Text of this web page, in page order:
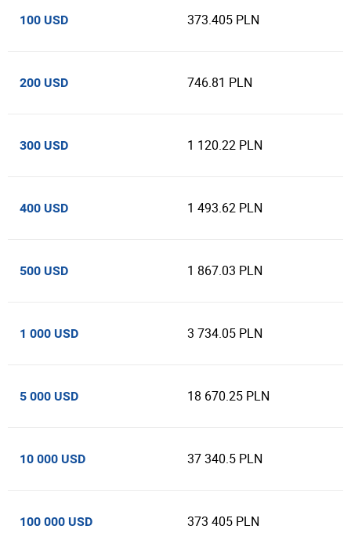
100 USD 373.405 PLN
200 USD 746.81 PLN
300 USD 1 120.22 PLN
400 USD 1 493.62 PLN
500 USD 1 867.03 PLN
1 000 USD 3 734.05 PLN
5 000 USD 18 670.25 PLN
10 000 USD 37 340.5 PLN
100 000 USD 373 405 PLN